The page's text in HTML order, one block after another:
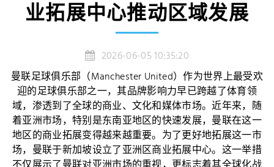
业拓展中心推动区域发展
2026-06-05 10:35:20
曼联足球俱乐部（Manchester United）作为世界上最受欢
迎的足球俱乐部之一，其品牌影响力早已跨越了体育领
域，渗透到了全球的商业、文化和媒体市场。近年来，随
着亚洲市场，特别是东南亚地区的快速发展，曼联在这一
地区的商业拓展变得越来越重要。为了更好地拓展这一市
场，曼联于新加坡设立了亚洲区商业拓展中心。这一举措